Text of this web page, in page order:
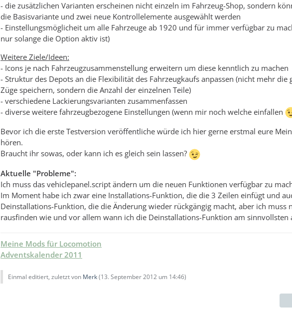
- die zusätzlichen Varianten erscheinen nicht einzeln im Fahrzeug-Shop, sondern
die Basisvariante und zwei neue Kontrollelemente ausgewählt werden
- Einstellungsmöglicheit um alle Fahrzeuge ab 1920 und für immer verfügbar zu
nur solange die Option aktiv ist)
Weitere Ziele/Ideen:
- Icons je nach Fahrzeugzusammenstellung erweitern um diese kenntlich zu machen
- Struktur des Depots an die Flexibilität des Fahrzeugkaufs anpassen (nicht mehr die
Züge speichern, sondern die Anzahl der einzelnen Teile)
- verschiedene Lackierungsvarianten zusammenfassen
- diverse weitere fahrzeugbezogene Einstellungen (wenn mir noch welche einfallen
Bevor ich die erste Testversion veröffentliche würde ich hier gerne erstmal eure
hören.
Braucht ihr sowas, oder kann ich es gleich sein lassen?
Aktuelle "Probleme":
Ich muss das vehiclepanel.script ändern um die neuen Funktionen verfügbar zu
Im Moment habe ich zwar eine Installations-Funktion, die die 3 Zeilen einfügt und
Deinstallations-Funktion, die die Änderung wieder rückgängig macht, aber ich muss
rausfinden wie und vor allem wann ich die Deinstallations-Funktion am sinnvollsten
Meine Mods für Locomotion
Adventskalender 2011
Einmal editiert, zuletzt von Merk(13. September 2012 um 14:46)